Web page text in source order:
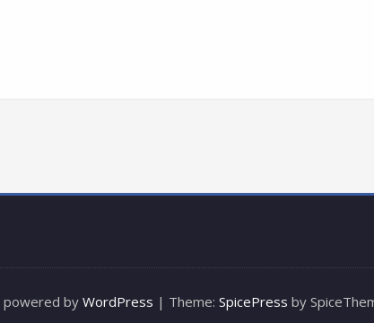
powered by WordPress | Theme: SpicePress by